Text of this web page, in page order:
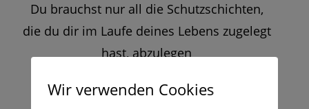
Du brauchst nur all die Schutzschichten,
die du dir im Laufe deines Lebens zugelegt
hast, abzulegen
Dort bist du mit allem verbunden!
Wir verwenden Cookies